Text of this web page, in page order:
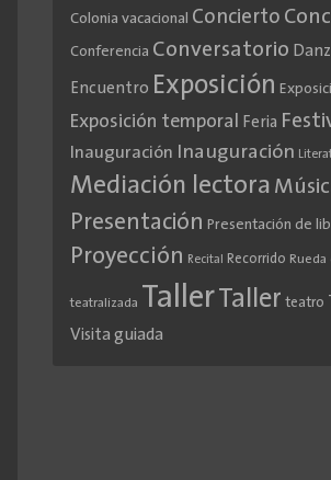
Colonia vacacional Concierto
Conferencia Conversatorio
Encuentro Exposición
Exposición temporal Feria
Inauguración Inauguración
Mediación lectora
Presentación Presentación de
Proyección Recital Recorrido Rueda
teatralizada TallerTaller teatro
Visita guiada